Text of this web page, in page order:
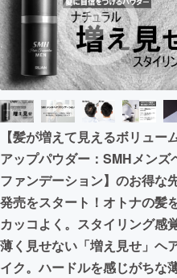
映像・映画
ビジネス・起業
まちづくり・地域
CAMPFIRE for Social
CAMPFIREふるさと納
【髪が増えて見えるボリュー
アップパウダー：SMHメンズ
ファンデーション】のお得な
発売をスタート！オトナの髪
カッコよく。スタイリング感
薄く見せない「増え見せ」ヘ
イク。ハードルを感じがちな